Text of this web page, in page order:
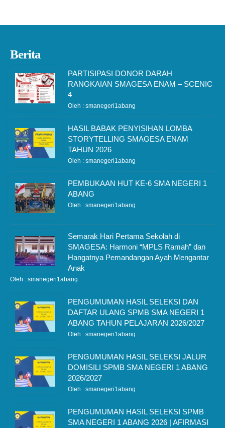
Berita
PARTISIPASI DONOR DARAH
RANGKAIAN SMAGESA ENAM – SCENIC
4
Oleh : smanegeri1abang
HASIL BABAK PENYISIHAN LOMBA
STORYTELLING SMAGESA ENAM
TAHUN 2026
Oleh : smanegeri1abang
PEMBUKAAN HUT KE-6 SMA NEGERI 1
ABANG
Oleh : smanegeri1abang
Semarak Hari Pertama Sekolah di
SMAGESA: Harmoni “MPLS Ramah” dan
Hangatnya Pemandangan Ayah Mengantar
Anak
Oleh : smanegeri1abang
PENGUMUMAN HASIL SELEKSI DAN
DAFTAR ULANG SPMB SMA NEGERI 1
ABANG TAHUN PELAJARAN 2026/2027
Oleh : smanegeri1abang
PENGUMUMAN HASIL SELEKSI JALUR
DOMISILI SPMB SMA NEGERI 1 ABANG
2026/2027
Oleh : smanegeri1abang
PENGUMUMAN HASIL SELEKSI SPMB
SMA NEGERI 1 ABANG 2026 | AFIRMASI